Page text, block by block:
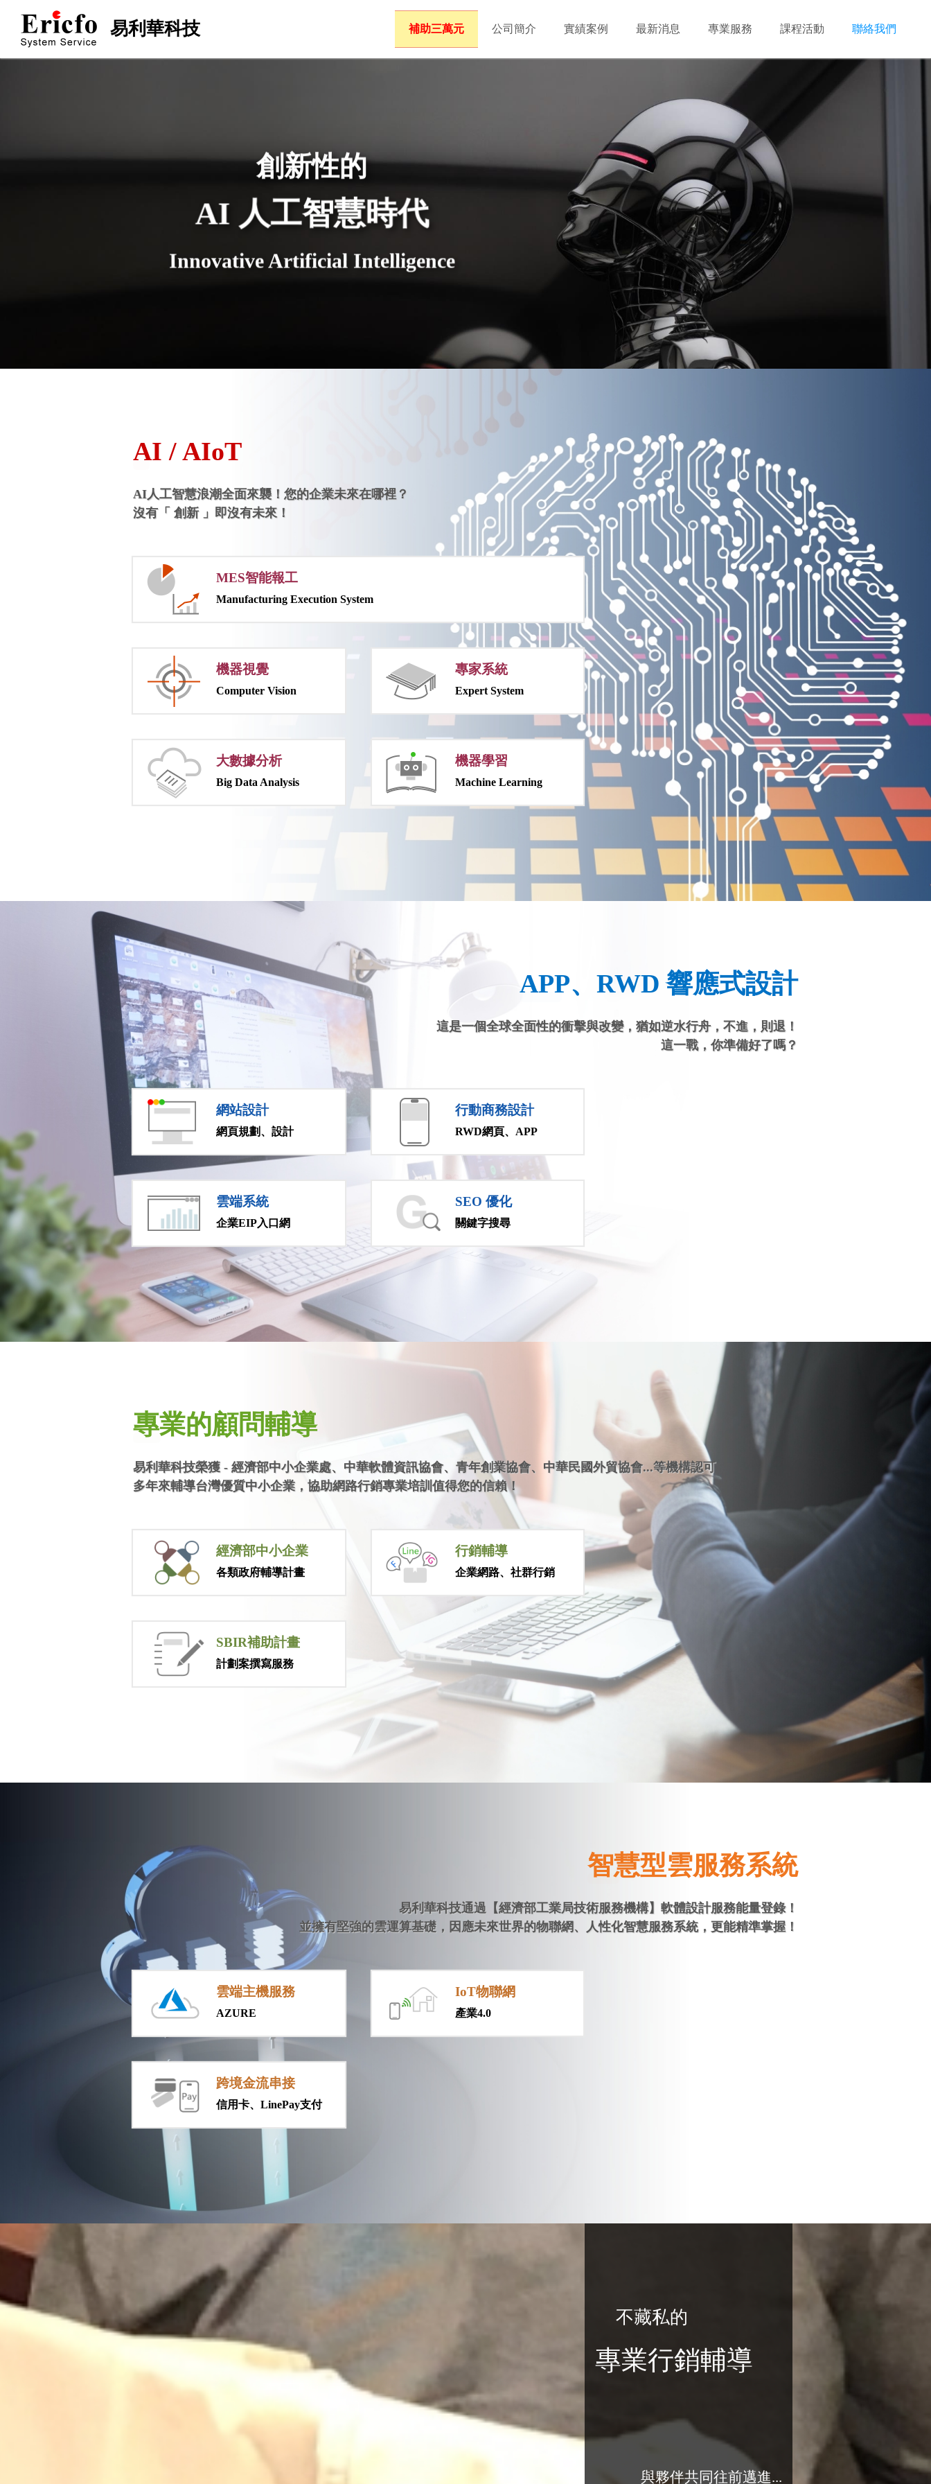
補助三萬元 公司簡介 實績案例 最新消息 專業服務 課程活動 聯絡我們
創新性的
AI 人工智慧時代
Innovative Artificial Intelligence
AI / AIoT
AI人工智慧浪潮全面來襲！您的企業未來在哪裡？
沒有「 創新 」即沒有未來！
MES智能報工
Manufacturing Execution System
機器視覺
Computer Vision
專家系統
Expert System
大數據分析
Big Data Analysis
機器學習
Machine Learning
APP、RWD 響應式設計
這是一個全球全面性的衝擊與改變，猶如逆水行舟，不進，則退！
這一戰，你準備好了嗎？
網站設計
網頁規劃、設計
行動商務設計
RWD網頁、APP
雲端系統
企業EIP入口網
SEO 優化
關鍵字搜尋
專業的顧問輔導
易利華科技榮獲 - 經濟部中小企業處、中華軟體資訊協會、青年創業協會、中華民國外貿協會...等機構認可
多年來輔導台灣優質中小企業，協助網路行銷專業培訓值得您的信賴！
經濟部中小企業
各類政府輔導計畫
行銷輔導
企業網路、社群行銷
SBIR補助計畫
計劃案撰寫服務
智慧型雲服務系統
易利華科技通過【經濟部工業局技術服務機構】軟體設計服務能量登錄！
並擁有堅強的雲運算基礎，因應未來世界的物聯網、人性化智慧服務系統，更能精準掌握！
雲端主機服務
AZURE
IoT物聯網
產業4.0
跨境金流串接
信用卡、LinePay支付
不藏私的
專業行銷輔導
與夥伴共同往前邁進...